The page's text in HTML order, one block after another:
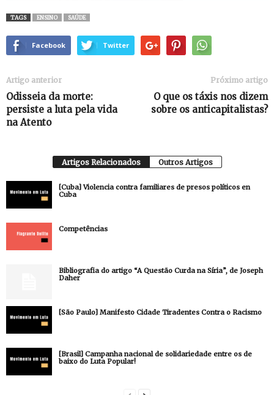
TAGS ENSINO SAÚDE
Facebook Twitter
Artigo anterior
Odisseia da morte:
persiste a luta pela vida
na Atento
Próximo artigo
O que os táxis nos dizem
sobre os anticapitalistas?
Artigos Relacionados Outros Artigos
[Cuba] Violencia contra familiares de presos políticos en
Cuba
Competências
Bibliografia do artigo “A Questão Curda na Síria”, de Joseph
Daher
[São Paulo] Manifesto Cidade Tiradentes Contra o Racismo
[Brasil] Campanha nacional de solidariedade entre os de
baixo do Luta Popular!